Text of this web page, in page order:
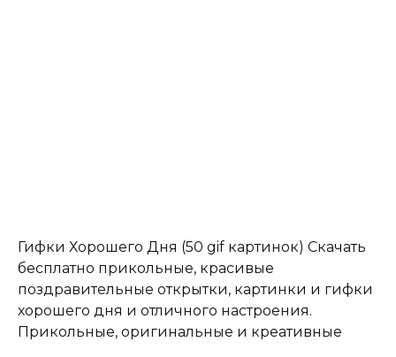
Гифки Хорошего Дня (50 gif картинок) Скачать
бесплатно прикольные, красивые
поздравительные открытки, картинки и гифки
хорошего дня и отличного настроения.
Прикольные, оригинальные и креативные